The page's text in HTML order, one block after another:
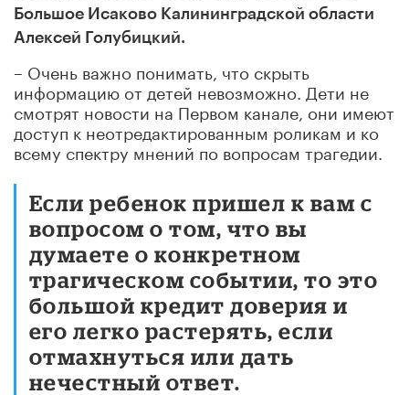
Большое Исаково Калининградской области
Алексей Голубицкий.
– Очень важно понимать, что скрыть
информацию от детей невозможно. Дети не
смотрят новости на Первом канале, они имеют
доступ к неотредактированным роликам и ко
всему спектру мнений по вопросам трагедии.
Если ребенок пришел к вам с
вопросом о том, что вы
думаете о конкретном
трагическом событии, то это
большой кредит доверия и
его легко растерять, если
отмахнуться или дать
нечестный ответ.